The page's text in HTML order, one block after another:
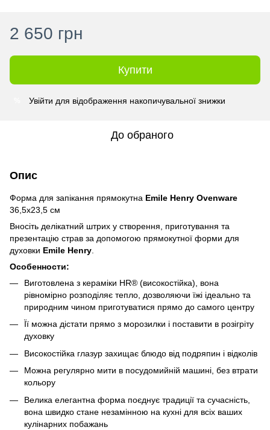
2 650 грн
Купити
Увійти для відображення накопичувальної знижки
До обраного
Опис
Форма для запікання прямокутна Emile Henry Ovenware
36,5х23,5 см
Вносіть делікатний штрих у створення, приготування та
презентацію страв за допомогою прямокутної форми для
духовки Emile Henry
Особенности:
Виготовлена з кераміки HR® (високостійка), вона
рівномірно розподіляє тепло, дозволяючи їжі ідеально та
природним чином приготуватися прямо до самого центру
Її можна дістати прямо з морозилки і поставити в розігріту
духовку
Високостійка глазур захищає блюдо від подряпин і відколів
Можна регулярно мити в посудомийній машині, без втрати
кольору
Велика елегантна форма поєднує традиції та сучасність,
вона швидко стане незамінною на кухні для всіх ваших
кулінарних побажань